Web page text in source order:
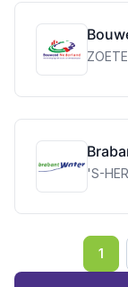
'S-
1